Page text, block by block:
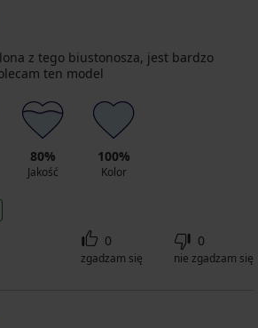
z tego biustonosza, jest bardzo
ten model
80%
Jakość
100%
Kolor
0
zgadzam się
0
nie zgadzam się